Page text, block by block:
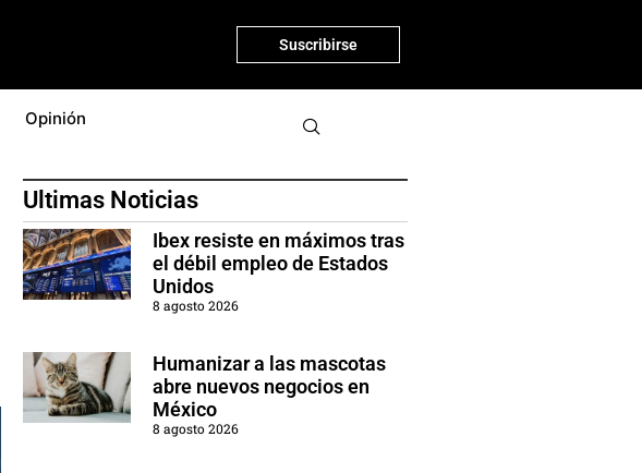
Suscribirse
Opinión
Ultimas Noticias
Ibex resiste en máximos tras
el débil empleo de Estados
Unidos
8 agosto 2026
Humanizar a las mascotas
abre nuevos negocios en
México
8 agosto 2026